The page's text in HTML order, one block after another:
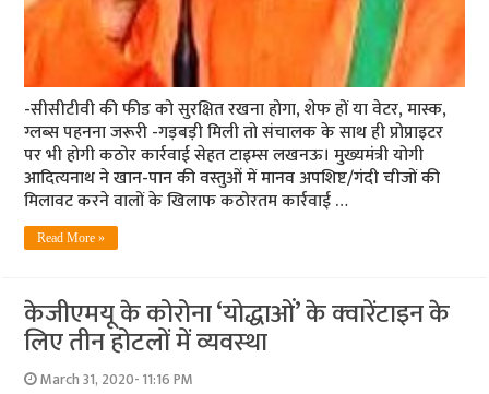
-सीसीटीवी की फीड को सुरक्षित रखना होगा, शेफ हों या वेटर, मास्क,
ग्लब्स पहनना जरूरी -गड़बड़ी मिली तो संचालक के साथ ही प्रोप्राइटर
पर भी होगी कठोर कार्रवाई सेहत टाइम्स लखनऊ। मुख्यमंत्री योगी
आदित्यनाथ ने खान-पान की वस्तुओं में मानव अपशिष्ट/गंदी चीजों की
मिलावट करने वालों के खिलाफ कठोरतम कार्रवाई …
Read More »
केजीएमयू के कोरोना ‘योद्धाओं’ के क्‍वारेंटाइन के
लिए तीन होटलों में व्‍यवस्‍था
March 31, 2020- 11:16 PM